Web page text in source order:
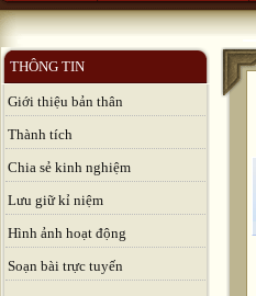
THÔNG TIN
Giới thiệu bản thân
Thành tích
Chia sẻ kinh nghiệm
Lưu giữ kỉ niệm
Hình ảnh hoạt động
Soạn bài trực tuyến